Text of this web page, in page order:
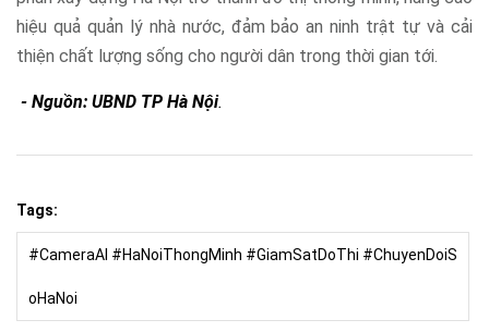
hiệu quả quản lý nhà nước, đảm bảo an ninh trật tự và cải
thiện chất lượng sống cho người dân trong thời gian tới.
- Nguồn: UBND TP Hà Nội.
Tags:
#CameraAI #HaNoiThongMinh #GiamSatDoThi #ChuyenDoiS
oHaNoi